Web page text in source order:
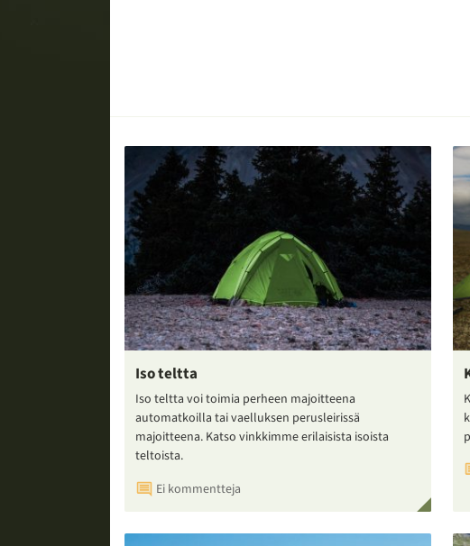
Iso teltta
Iso teltta voi toimia perheen majoitteena
automatkoilla tai vaelluksen perusleirissä
majoitteena. Katso vinkkimme erilaisista isoista
teltoista.
Ei kommentteja